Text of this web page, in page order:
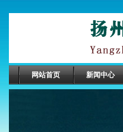
网站首页 新闻中心